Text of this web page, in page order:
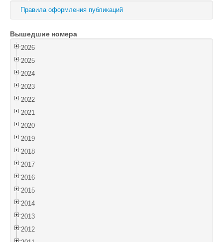
Поиск
Войти
Правила оформления публикаций
Вышедшие номера
2026
2025
2024
2023
2022
2021
2020
2019
2018
2017
2016
2015
2014
2013
2012